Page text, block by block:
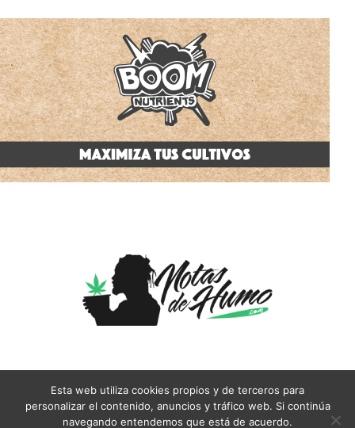
Aviso Legal Condiciones Generales Cookies Contacto
Esta web utiliza cookies propios y de terceros para
personalizar el contenido, anuncios y tráfico web. Si continúa
navegando entendemos que está de acuerdo.